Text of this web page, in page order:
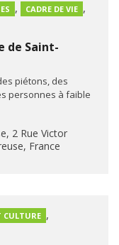
, CADRE DE VIE ,
de Saint-
piétons, des
personnes à faible
2 Rue Victor
France
CULTURE ,